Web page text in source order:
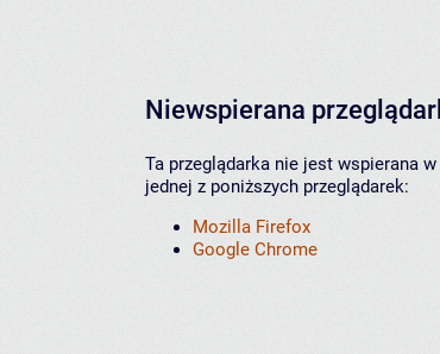
Niewspierana
Ta przeglądarka nie jest wspierana
jednej z poniższych przeglądarek:
Mozilla Firefox
Google Chrome